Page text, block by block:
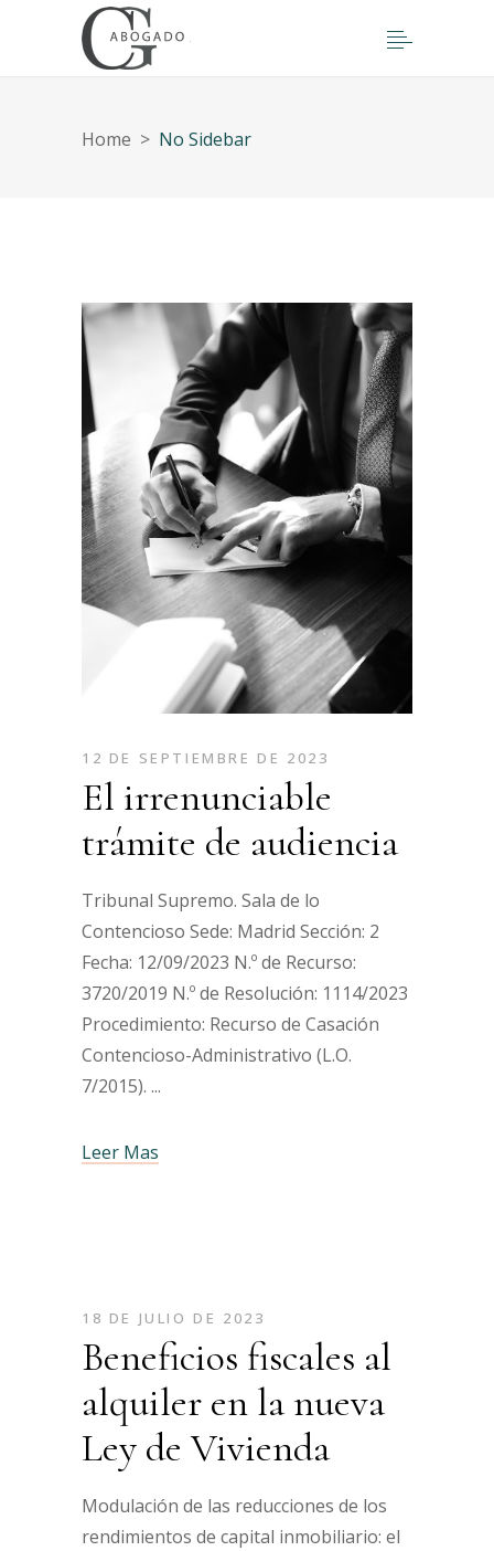
Home > No Sidebar
12 DE SEPTIEMBRE DE 2023
El irrenunciable
trámite de audiencia
Tribunal Supremo. Sala de lo
Contencioso Sede: Madrid Sección: 2
Fecha: 12/09/2023 N.º de Recurso:
3720/2019 N.º de Resolución: 1114/2023
Procedimiento: Recurso de Casación
Contencioso-Administrativo (L.O.
7/2015).
Leer Mas
18 DE JULIO DE 2023
Beneficios fiscales al
alquiler en la nueva
Ley de Vivienda
Modulación de las reducciones de los
rendimientos de capital inmobiliario: el